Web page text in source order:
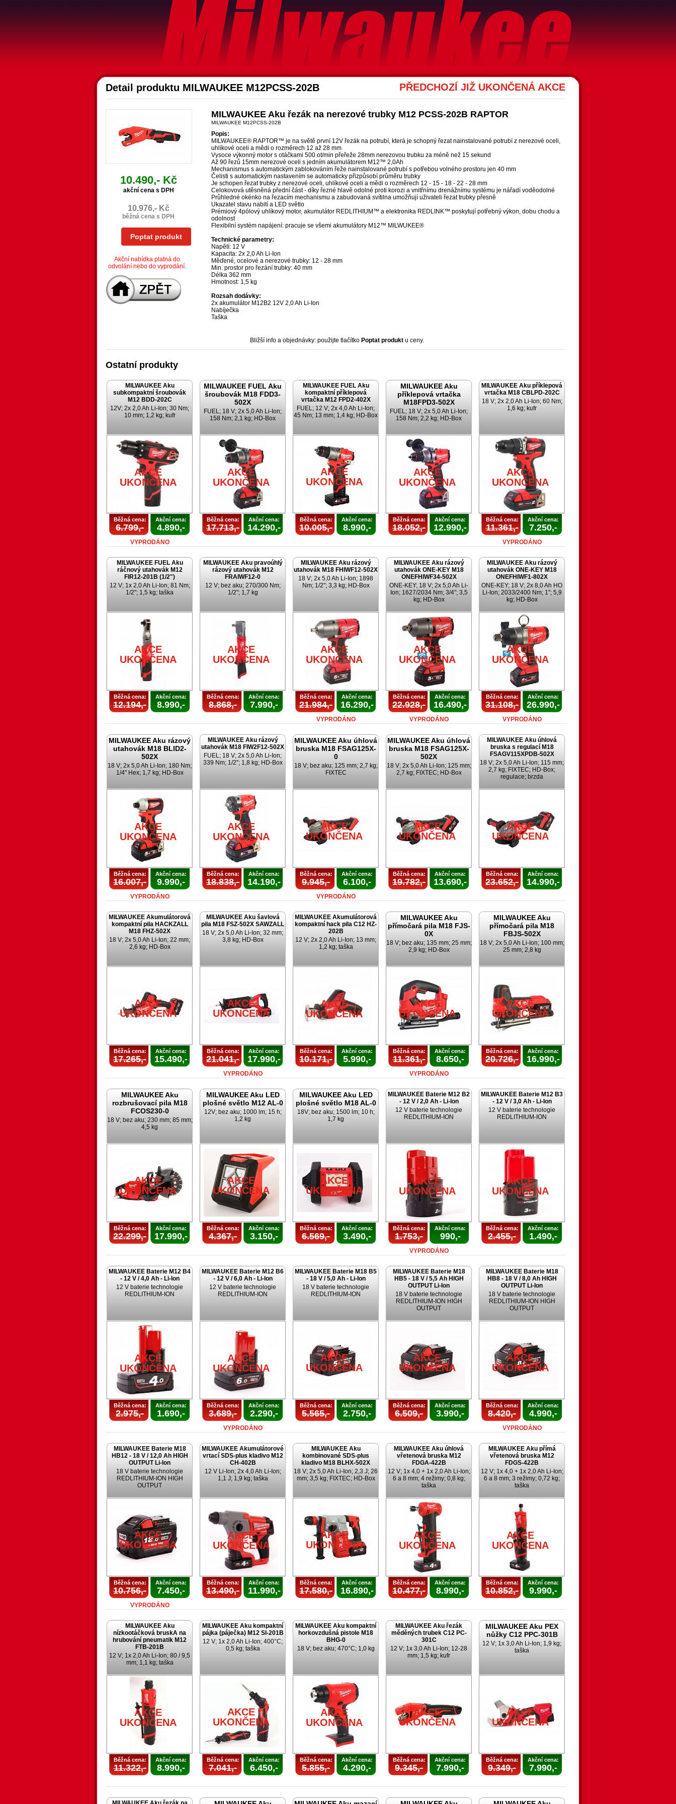
Akce Mwk
Detail produktu MILWAUKEE M12PCSS-202B PŘEDCHOZÍ JIŽ UKONČENÁ AKCE
10.490,- Kč
akční cena s DPH
10.976,- Kč
běžná cena s DPH
Poptat produkt
Akční nabídka platná do
odvolání nebo do vyprodání.
MILWAUKEE Aku řezák na nerezové trubky M12 PCSS-202B RAPTOR
MILWAUKEE M12PCSS-202B
Popis:
MILWAUKEE® RAPTOR™ je na světě první 12V řezák na potrubí, která je schopný řezat nainstalované potrubí z nerezové oceli,
uhlíkové oceli a mědi o rozměrech 12 až 28 mm
Vysoce výkonný motor s otáčkami 500 ot/min přeřeže 28mm nerezovou trubku za méně než 15 sekund
Až 90 řezů 15mm nerezové oceli s jedním akumulátorem M12™ 2,0Ah
Mechanismus s automatickým zablokováním řeže nainstalované potrubí s potřebou volného prostoru jen 40 mm
Čelisti s automatickým nastavením se automaticky přizpůsobí průměru trubky
Je schopen řezat trubky z nerezové oceli, uhlíkové oceli a mědi o rozměrech 12 - 15 - 18 - 22 - 28 mm
Celokovová utěsněná přední část - díky řezné hlavě odolné proti korozi a vnitřnímu drenážnímu systému je nářadí voděodolné
Průhledné okénko na řezacím mechanismu a zabudovaná svítilna umožňují uživateli řezat trubky přesně
Ukazatel stavu nabití a LED světlo
Prémiový 4pólový uhlíkový motor, akumulátor REDLITHIUM™ a elektronika REDLINK™ poskytují potřebný výkon, dobu chodu a
odolnost
Flexibilní systém napájení: pracuje se všemi akumulátory M12™ MILWUKEE®
Technické parametry:
Napětí: 12 V
Kapacita: 2x 2,0 Ah Li-Ion
Měďené, ocelové a nerezové trubky: 12 - 28 mm
Min. prostor pro řezání trubky: 40 mm
Délka 362 mm
Hmotnost: 1,5 kg
Rozsah dodávky:
2x akumulátor M12B2 12V 2,0 Ah Li-Ion
Nabíječka
Taška
Bližší info a objednávky: použijte tlačítko Poptat produktu ceny.
Ostatní produkty
MILWAUKEE Aku
subkompaktní šroubovák
M12 BDD-202C
12V; 2x 2,0 Ah Li-Ion; 30 Nm;
10 mm; 1,2 kg; kufr
AKCE
UKONČENA
Běžná cena:
6.799,-
Akční cena:
4.890,-
VYPRODÁNO
MILWAUKEE FUEL Aku
šroubovák M18 FDD3-
502X
FUEL; 18 V; 2x 5,0 Ah Li-Ion;
158 Nm; 2,1 kg; HD-Box
AKCE
UKONČENA
Běžná cena:
17.713,-
Akční cena:
14.290,-
MILWAUKEE FUEL Aku
kompaktní příklepová
vrtačka M12 FPD2-402X
FUEL; 12 V; 2x 4,0 Ah Li-Ion;
45 Nm; 13 mm; 1,4 kg; HD-Box
AKCE
UKONČENA
Běžná cena:
10.005,-
Akční cena:
8.990,-
MILWAUKEE Aku
příklepová vrtačka
M18FPD3-502X
FUEL; 18 V; 2x 5,0 Ah Li-Ion;
158 Nm; 2,2 kg; HD-Box
AKCE
UKONČENA
Běžná cena:
18.052,-
Akční cena:
12.990,-
MILWAUKEE Aku příklepová
vrtačka M18 CBLPD-202C
18 V; 2x 2,0 Ah Li-Ion; 60 Nm;
1,6 kg; kufr
AKCE
UKONČENA
Běžná cena:
11.361,-
Akční cena:
7.250,-
VYPRODÁNO
MILWAUKEE FUEL Aku
ráčnový utahovák M12
FIR12-201B (1/2")
12 V; 1x 2,0 Ah Li-Ion; 81 Nm;
1/2"; 1,5 kg; taška
AKCE
UKONČENA
Běžná cena:
12.194,-
Akční cena:
8.990,-
MILWAUKEE Aku pravoúhlý
rázový utahovák M12
FRAIWF12-0
12 V; bez aku; 270/300 Nm;
1/2"; 1,7 kg
AKCE
UKONČENA
Běžná cena:
8.868,-
Akční cena:
7.990,-
MILWAUKEE Aku rázový
utahovák M18 FHIWF12-502X
18 V; 2x 5,0 Ah Li-Ion; 1898
Nm; 1/2"; 3,3 kg; HD-Box
AKCE
UKONČENA
Běžná cena:
21.984,-
Akční cena:
16.290,-
VYPRODÁNO
MILWAUKEE Aku rázový
utahovák ONE-KEY M18
ONEFHIWF34-502X
ONE-KEY; 18 V; 2x 5,0 Ah Li-
Ion; 1627/2034 Nm; 3/4"; 3,5
kg; HD-Box
AKCE
UKONČENA
Běžná cena:
22.928,-
Akční cena:
16.490,-
VYPRODÁNO
MILWAUKEE Aku rázový
utahovák ONE-KEY M18
ONEFHIWF1-802X
ONE-KEY; 18 V; 2x 8,0 Ah HO
Li-Ion; 2033/2400 Nm; 1"; 5,9
kg; HD-Box
AKCE
UKONČENA
Běžná cena:
31.108,-
Akční cena:
26.990,-
VYPRODÁNO
MILWAUKEE Aku rázový
utahovák M18 BLID2-
502X
18 V; 2x 5,0 Ah Li-Ion; 180 Nm;
1/4" Hex; 1,7 kg; HD-Box
AKCE
UKONČENA
Běžná cena:
16.007,-
Akční cena:
9.990,-
VYPRODÁNO
MILWAUKEE Aku rázový
utahovák M18 FIW2F12-502X
FUEL; 18 V; 2x 5,0 Ah Li-Ion;
339 Nm; 1/2"; 1,8 kg; HD-Box
AKCE
UKONČENA
Běžná cena:
18.838,-
Akční cena:
14.190,-
MILWAUKEE Aku úhlová
bruska M18 FSAG125X-
0
18 V; bez aku; 125 mm; 2,7 kg;
FIXTEC
AKCE
UKONČENA
Běžná cena:
9.945,-
Akční cena:
6.100,-
VYPRODÁNO
MILWAUKEE Aku úhlová
bruska M18 FSAG125X-
502X
18 V; 2x 5,0 Ah Li-Ion; 125 mm;
2,7 kg; FIXTEC; HD-Box
AKCE
UKONČENA
Běžná cena:
19.782,-
Akční cena:
13.690,-
MILWAUKEE Aku úhlová
bruska s regulací M18
FSAGV115XPDB-502X
18 V; 2x 5,0 Ah Li-Ion; 115 mm;
2,7 kg; FIXTEC; HD-Box;
regulace; brzda
AKCE
UKONČENA
Běžná cena:
23.652,-
Akční cena:
14.990,-
MILWAUKEE Akumulátorová
kompaktní pila HACKZALL
M18 FHZ-502X
18 V; 2x 5,0 Ah Li-Ion; 22 mm;
2,6 kg; HD-Box
AKCE
UKONČENA
Běžná cena:
17.265,-
Akční cena:
15.490,-
MILWAUKEE Aku šavlová
pila M18 FSZ-502X SAWZALL
18 V; 2x 5,0 Ah Li-Ion; 32 mm;
3,8 kg; HD-Box
AKCE
UKONČENA
Běžná cena:
21.041,-
Akční cena:
17.990,-
VYPRODÁNO
MILWAUKEE Akumulátorová
kompaktní hack pila C12 HZ-
202B
12 V; 2x 2,0 Ah Li-Ion; 13 mm;
1,2 kg; taška
AKCE
UKONČENA
Běžná cena:
10.171,-
Akční cena:
5.990,-
MILWAUKEE Aku
přímočará pila M18 FJS-
0X
18 V; bez aku; 135 mm; 25 mm;
2,9 kg; HD-Box
AKCE
UKONČENA
Běžná cena:
11.361,-
Akční cena:
8.650,-
VYPRODÁNO
MILWAUKEE Aku
přímočará pila M18
FBJS-502X
18 V; 2x 5,0 Ah Li-Ion; 100 mm;
25 mm; 2,8 kg
AKCE
UKONČENA
Běžná cena:
20.726,-
Akční cena:
16.990,-
MILWAUKEE Aku
rozbrušovací pila M18
FCOS230-0
18 V; bez aku; 230 mm; 85 mm;
4,5 kg
AKCE
UKONČENA
Běžná cena:
22.299,-
Akční cena:
17.990,-
MILWAUKEE Aku LED
plošné světlo M12 AL-0
12V; bez aku; 1000 lm; 15 h;
1,2 kg
AKCE
UKONČENA
Běžná cena:
4.367,-
Akční cena:
3.150,-
MILWAUKEE Aku LED
plošné světlo M18 AL-0
18V; bez aku; 1500 lm; 10 h;
1,7 kg
AKCE
UKONČENA
Běžná cena:
6.569,-
Akční cena:
3.490,-
MILWAUKEE Baterie M12 B2
- 12 V / 2,0 Ah - Li-Ion
12 V baterie technologie
REDLITHIUM-ION
AKCE
UKONČENA
Běžná cena:
1.753,-
Akční cena:
990,-
VYPRODÁNO
MILWAUKEE Baterie M12 B3
- 12 V / 3,0 Ah - Li-Ion
12 V baterie technologie
REDLITHIUM-ION
AKCE
UKONČENA
Běžná cena:
2.455,-
Akční cena:
1.490,-
MILWAUKEE Baterie M12 B4
- 12 V / 4,0 Ah - Li-Ion
12 V baterie technologie
REDLITHIUM-ION
AKCE
UKONČENA
Běžná cena:
2.975,-
Akční cena:
1.690,-
MILWAUKEE Baterie M12 B6
- 12 V / 6,0 Ah - Li-Ion
12 V baterie technologie
REDLITHIUM-ION
AKCE
UKONČENA
Běžná cena:
3.689,-
Akční cena:
2.290,-
VYPRODÁNO
MILWAUKEE Baterie M18 B5
- 18 V / 5,0 Ah - Li-Ion
18 V baterie technologie
REDLITHIUM-ION
AKCE
UKONČENA
Běžná cena:
5.565,-
Akční cena:
2.750,-
MILWAUKEE Baterie M18
HB5 - 18 V / 5,5 Ah HIGH
OUTPUT Li-Ion
18 V baterie technologie
REDLITHIUM-ION HIGH
OUTPUT
AKCE
UKONČENA
Běžná cena:
6.509,-
Akční cena:
3.990,-
MILWAUKEE Baterie M18
HB8 - 18 V / 8,0 Ah HIGH
OUTPUT Li-Ion
18 V baterie technologie
REDLITHIUM-ION HIGH
OUTPUT
AKCE
UKONČENA
Běžná cena:
8.420,-
Akční cena:
4.990,-
VYPRODÁNO
MILWAUKEE Baterie M18
HB12 - 18 V / 12,0 Ah HIGH
OUTPUT Li-Ion
18 V baterie technologie
REDLITHIUM-ION HIGH
OUTPUT
AKCE
UKONČENA
Běžná cena:
10.756,-
Akční cena:
7.450,-
VYPRODÁNO
MILWAUKEE Akumulátorové
vrtací SDS-plus kladivo M12
CH-402B
12 V Li-Ion; 2x 4,0 Ah Li-Ion;
1,1 J; 1,9 kg; taška
AKCE
UKONČENA
Běžná cena:
13.490,-
Akční cena:
11.990,-
MILWAUKEE Aku
kombinované SDS-plus
kladivo M18 BLHX-502X
18 V; 2x 5,0 Ah Li-Ion; 2,3 J; 26
mm; 3,5 kg; FIXTEC; HD-Box
AKCE
UKONČENA
Běžná cena:
17.580,-
Akční cena:
16.890,-
MILWAUKEE Aku úhlová
vřetenová bruska M12
FDGA-422B
12 V; 1x 4,0 + 1x 2,0 Ah Li-Ion;
6 a 8 mm; 4 režimy; 0,8 kg;
taška
AKCE
UKONČENA
Běžná cena:
10.477,-
Akční cena:
8.990,-
MILWAUKEE Aku přímá
vřetenová bruska M12
FDGS-422B
12 V; 1x 4,0 + 1x 2,0 Ah Li-Ion;
6 a 8 mm; 3 režimy; 0,72 kg;
taška
AKCE
UKONČENA
Běžná cena:
10.852,-
Akční cena:
9.990,-
MILWAUKEE Aku
nízkootáčková bruskA na
hrubování pneumatik M12
FTB-201B
12 V; 1x 2,0 Ah Li-Ion; 80 / 9,5
mm; 1,1 kg; taška
AKCE
UKONČENA
Běžná cena:
11.322,-
Akční cena:
8.990,-
MILWAUKEE Aku kompaktní
pájka (páječka) M12 SI-201B
12 V; 1x 2,0 Ah Li-Ion; 400°C;
0,5 kg; taška
AKCE
UKONČENA
Běžná cena:
7.041,-
Akční cena:
6.450,-
MILWAUKEE Aku kompaktní
horkovzdušná pistole M18
BHG-0
18 V; bez aku; 470°C; 1,0 kg
AKCE
UKONČENA
Běžná cena:
5.855,-
Akční cena:
4.290,-
MILWAUKEE Aku řezák
měděných trubek C12 PC-
301C
12 V; 1x 3,0 Ah Li-Ion; 12-28
mm; 1,5 kg; kufr
AKCE
UKONČENA
Běžná cena:
9.345,-
Akční cena:
7.990,-
MILWAUKEE Aku PEX
nůžky C12 PPC-301B
12 V; 1x 3,0 Ah Li-Ion; 1,9 kg;
taška
AKCE
UKONČENA
Běžná cena:
9.349,-
Akční cena:
7.990,-